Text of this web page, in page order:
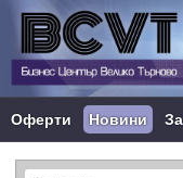
Оферти Новини